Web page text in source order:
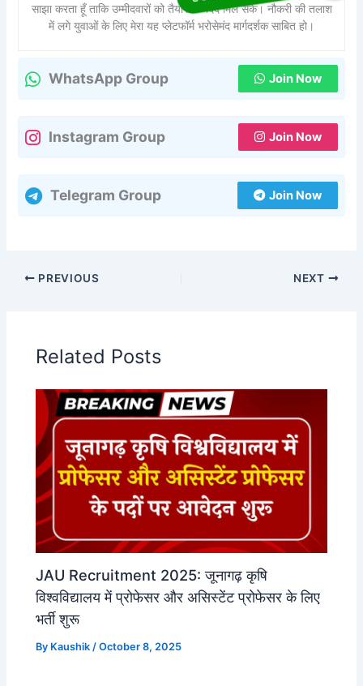
साझा करता हूँ ताकि उम्मीदवारों को तैयारी में मदद मिल सके। नौकरी की तलाश
में लगे युवाओं के लिए मेरा यह प्लेटफॉर्म भरोसेमंद मार्गदर्शक साबित हो।
WhatsApp Group Join Now
Instagram Group Join Now
Telegram Group Join Now
PREVIOUS NEXT
Related Posts
JAU Recruitment 2025: जूनागढ़ कृषि
विश्वविद्यालय में प्रोफेसर और असिस्टेंट प्रोफेसर के लिए
भर्ती शुरू
By Kaushik/October 8, 2025